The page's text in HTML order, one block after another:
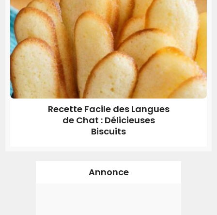
Recette Facile des Langues
de Chat : Délicieuses
Biscuits
Annonce